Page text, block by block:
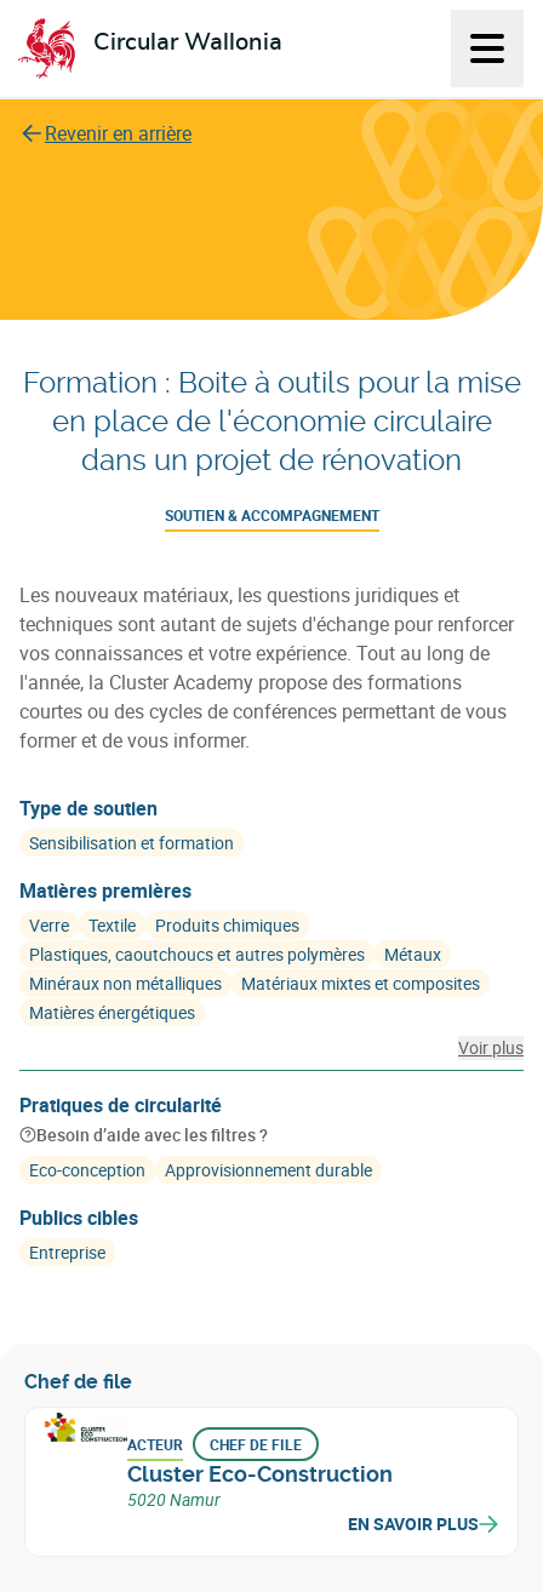
Circular Wallonia
L'économie circulaire
Revenir en arrière
Formation : Boite à outils pour la mise
en place de l'économie circulaire
dans un projet de rénovation
SOUTIEN & ACCOMPAGNEMENT
Les nouveaux matériaux, les questions juridiques et
techniques sont autant de sujets d'échange pour renforcer
vos connaissances et votre expérience. Tout au long de
l'année, la Cluster Academy propose des formations
courtes ou des cycles de conférences permettant de vous
former et de vous informer.
Type de soutien
Sensibilisation et formation
Matières premières
Verre Textile
Produits chimiques
Plastiques, caoutchoucs et autres polymères
Métaux
Minéraux non métalliques
Matériaux mixtes et composites
Matières énergétiques
Voir plus
Pratiques de circularité
Besoin d’aide avec les filtres ?
Eco-conception
Approvisionnement durable
Publics cibles
Entreprise
Chef de file
ACTEUR CHEF DE FILE
Cluster Eco-Construction
5020 Namur
EN SAVOIR PLUS